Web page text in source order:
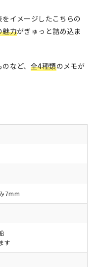
イメージしたこちらの
魅力がぎゅっと詰め込ま
など、 全4種類のメモが
7mm
す